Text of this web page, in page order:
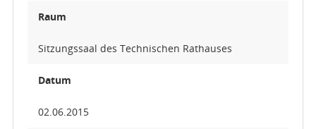
Raum
Sitzungssaal des Technischen Rathauses
Datum
02.06.2015